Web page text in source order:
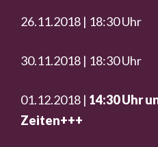
26.11.2018 | 18:30 Uhr
30.11.2018 | 18:30 Uhr
01.12.2018 | 14:30 Uhr
Zeiten+++